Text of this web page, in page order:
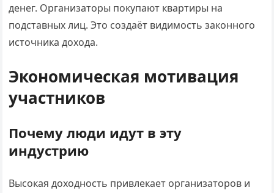
денег. Организаторы покупают квартиры на
подставных лиц. Это создаёт видимость законного
источника дохода.
Экономическая мотивация
участников
Почему люди идут в эту
индустрию
Высокая доходность привлекает организаторов и